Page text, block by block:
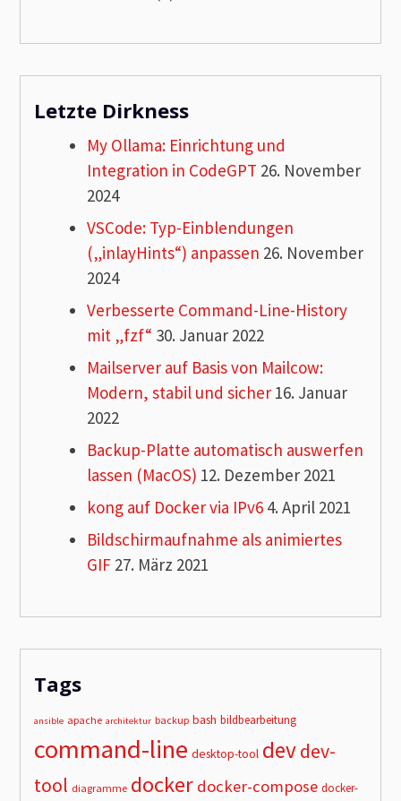
Letzte Dirkness
My Ollama: Einrichtung und
Integration in CodeGPT 26. November
2024
VSCode: Typ-Einblendungen
(„inlayHints“) anpassen 26. November
2024
Verbesserte Command-Line-History
mit „fzf“ 30. Januar 2022
Mailserver auf Basis von Mailcow:
Modern, stabil und sicher 16. Januar
2022
Backup-Platte automatisch auswerfen
lassen (MacOS) 12. Dezember 2021
kong auf Docker via IPv6 4. April 2021
Bildschirmaufnahme als animiertes
GIF 27. März 2021
Tags
ansible apache architektur backup bash bildbearbeitung
command-line desktop-tool devdev-
tool diagramme docker docker-compose docker-